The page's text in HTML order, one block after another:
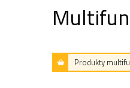
Produkty